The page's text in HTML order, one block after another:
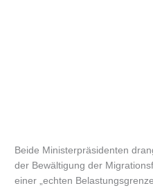
Beide Ministerpräsidenten
der Bewältigung der
einer „echten